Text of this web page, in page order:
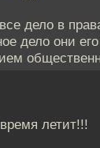
дело в
дело они его
летит!!!